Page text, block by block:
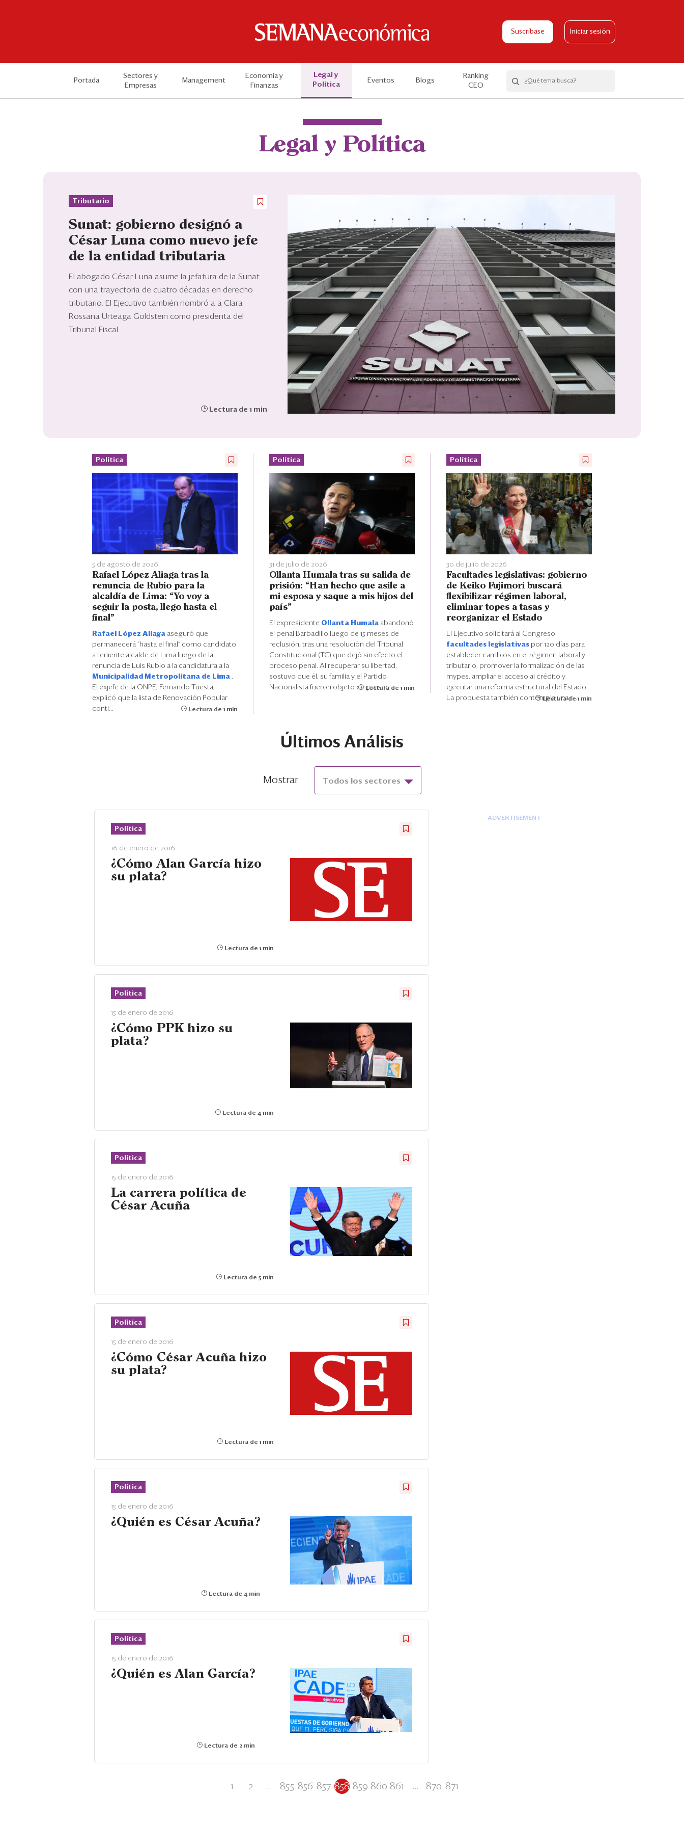
Suscríbase Iniciar sesión
Portada
Sectores y
Empresas
Management
Economía y
Finanzas
Legal y
Política
Eventos Blogs
Ranking
CEO
Legal y Política
Tributario
Sunat: gobierno designó a
César Luna como nuevo jefe
de la entidad tributaria
El abogado César Luna asume la jefatura de la Sunat
con una trayectoria de cuatro décadas en derecho
tributario. El Ejecutivo también nombró a a Clara
Rossana Urteaga Goldstein como presidenta del
Tribunal Fiscal.
Lectura de 1 min
Política
5 de agosto de 2026
Rafael López Aliaga tras la
renuncia de Rubio para la
alcaldía de Lima: “Yo voy a
seguir la posta, llego hasta el
final”
Rafael López Aliaga aseguró que
permanecerá “hasta el final” como candidato
a teniente alcalde de Lima luego de la
renuncia de Luis Rubio a la candidatura a la
Municipalidad Metropolitana de Lima
El exjefe de la ONPE, Fernando Tuesta,
explicó que la lista de Renovación Popular
conti...
Lectura de 1 min
Política
31 de julio de 2026
Ollanta Humala tras su salida de
prisión: “Han hecho que asile a
mi esposa y saque a mis hijos del
país”
El expresidente Ollanta Humala abandonó
el penal Barbadillo luego de 15 meses de
reclusión, tras una resolución del Tribunal
Constitucional (TC) que dejó sin efecto el
proceso penal. Al recuperar su libertad,
sostuvo que él, su familia y el Partido
Nacionalista fueron objeto de persec...
Lectura de 1 min
Política
30 de julio de 2026
Facultades legislativas: gobierno
de Keiko Fujimori buscará
flexibilizar régimen laboral,
eliminar topes a tasas y
reorganizar el Estado
El Ejecutivo solicitará al Congreso
facultades legislativas por 120 días para
establecer cambios en el régimen laboral y
tributario, promover la formalización de las
mypes, ampliar el acceso al crédito y
ejecutar una reforma estructural del Estado.
La propuesta también contempla una r...
Lectura de 1 min
Últimos Análisis
Mostrar Todos los sectores
Política
16 de enero de 2016
¿Cómo Alan García hizo
su plata?
Lectura de 1 min
Política
15 de enero de 2016
¿Cómo PPK hizo su
plata?
Lectura de 4 min
Política
15 de enero de 2016
La carrera política de
César Acuña
Lectura de 5 min
Política
15 de enero de 2016
¿Cómo César Acuña hizo
su plata?
Lectura de 1 min
Política
15 de enero de 2016
¿Quién es César Acuña?
Lectura de 4 min
Política
15 de enero de 2016
¿Quién es Alan García?
Lectura de 2 min
ADVERTISEMENT
1 2 ... 855 856 857 858 859 860 861 ... 870 871